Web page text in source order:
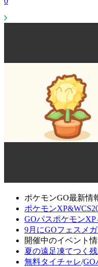
ポケモンGO最新情
ポケモン
GOパスポケモンXP
9月にGOフェスメ
開催中のイベント
夏の遠足凍てつく残
無料タイチャレ/GO